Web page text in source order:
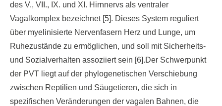
des V., VII., IX. und XI. Hirnnervs als ventraler
Vagalkomplex bezeichnet [5]. Dieses System reguliert
über myelinisierte Nervenfasern Herz und Lunge, um
Ruhezustände zu ermöglichen, und soll mit Sicherheits-
und Sozialverhalten assoziiert sein [6].Der Schwerpunkt
der PVT liegt auf der phylogenetischen Verschiebung
zwischen Reptilien und Säugetieren, die sich in
spezifischen Veränderungen der vagalen Bahnen, die